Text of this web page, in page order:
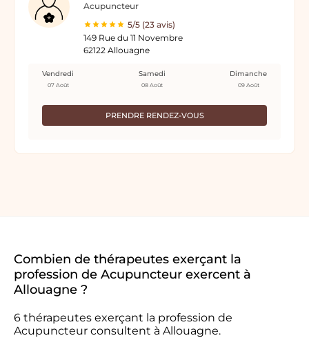
Acupuncteur
5/5 (23 avis)
149 Rue du 11 Novembre
62122 Allouagne
PRENDRE RENDEZ-VOUS
Vendredi
07 Août
Samedi
08 Août
Dimanche
09 Août
Combien de thérapeutes exerçant la
profession de Acupuncteur exercent à
Allouagne ?
6 thérapeutes exerçant la profession de
Acupuncteur consultent à Allouagne.